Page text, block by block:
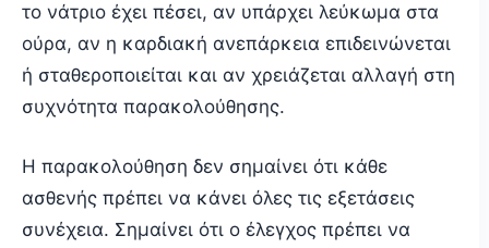
το νάτριο έχει πέσει, αν υπάρχει λεύκωμα στα
ούρα, αν η καρδιακή ανεπάρκεια επιδεινώνεται
ή σταθεροποιείται και αν χρειάζεται αλλαγή στη
συχνότητα παρακολούθησης.
Η παρακολούθηση δεν σημαίνει ότι κάθε
ασθενής πρέπει να κάνει όλες τις εξετάσεις
συνέχεια. Σημαίνει ότι ο έλεγχος πρέπει να